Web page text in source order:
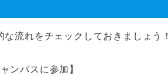
な流れをチェックしておきましょう！
ンパスに参加】